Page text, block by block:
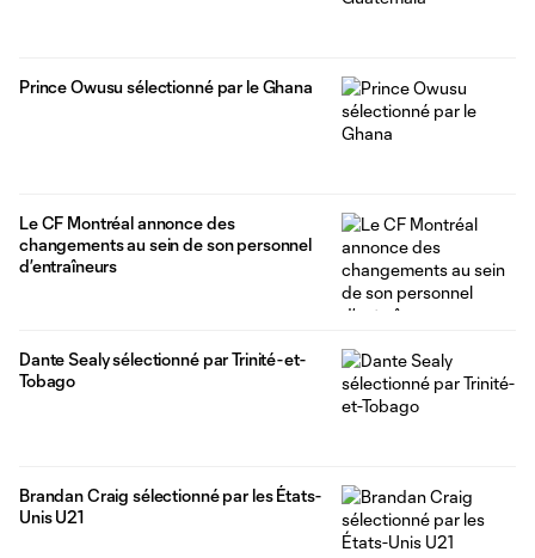
Prince Owusu sélectionné par le Ghana
Le CF Montréal annonce des
changements au sein de son personnel
d’entraîneurs
Dante Sealy sélectionné par Trinité-et-
Tobago
Brandan Craig sélectionné par les États-
Unis U21